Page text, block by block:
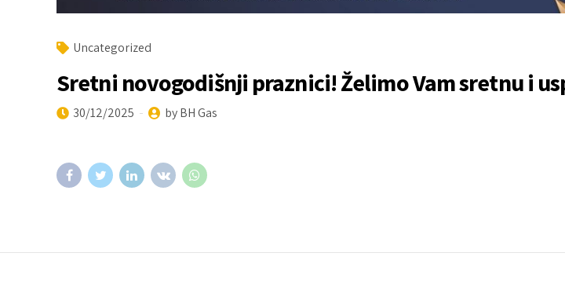
Uncategorized
Sretni novogodišnji praznici! Želimo Vam sretnu i
30/12/2025 by BH Gas